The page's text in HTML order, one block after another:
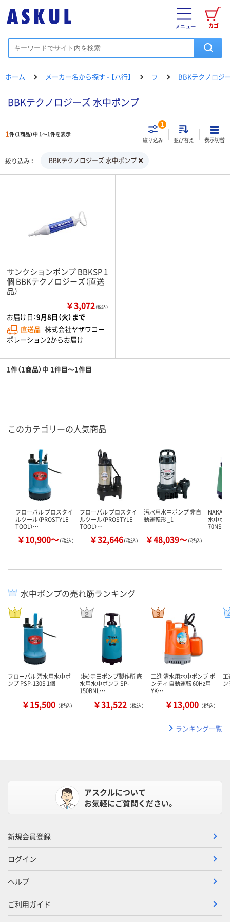
カゴ
メニュー
ホーム メーカー名から探す - 【ハ行】 フ BBKテクノロジ
BBKテクノロジーズ 水中ポンプ
1件（1商品）中 1～1件を表示
絞り込み
1
並び替え 表示切替
絞り込み BBKテクノロジーズ 水中ポンプ
サンクションポンプ BBKSP 1
個 BBKテクノロジーズ（直送
品）
￥3,072（税込）
お届け日：9月8日（火）まで
直送品 株式会社ヤザワコー
ポレーション2からお届け
1件（1商品）中 1件目～1件目
このカテゴリーの人気商品
フローバル プロスタイ
ルツール（PROSTYLE
TOOL）…
￥10,900～（税込）
フローバル プロスタイ
ルツール（PROSTYLE
TOOL）…
￥32,646（税込）
汚水用水中ポンプ 非自
動運転形 _1
￥48,039～（税込）
水中ポ
70NS（…
水中ポンプの売れ筋ランキング
フローバル 汚水用水中ポ
ンプ PSP-130S 1個
￥15,500 （税込）
（株）寺田ポンプ製作所 底
水用水中ポンプ SP-
150BNL…
￥31,522 （税込）
工進 清水用水中ポンプ ポ
ンディ 自動運転 60Hz用
YK…
￥13,000 （税込）
ランキング一覧
アスクルについて
お気軽にご質問ください。
新規会員登録
ログイン
ヘルプ
ご利用ガイド